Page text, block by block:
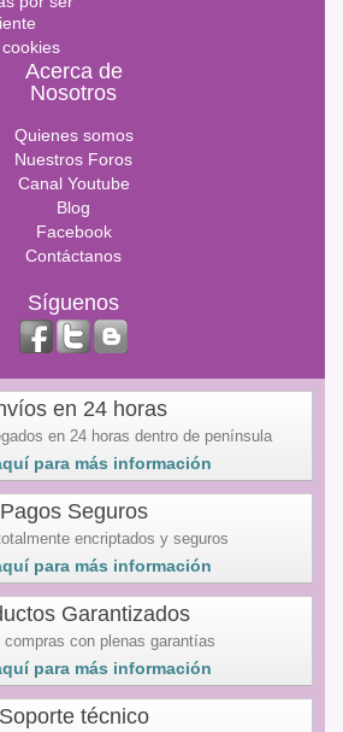
Acerca de
Nosotros
Quienes somos
Nuestros Foros
Canal Youtube
Blog
Facebook
Contáctanos
Síguenos
en 24 horas
en 24 horas dentro de península
para más información
Pagos Seguros
encriptados y seguros
para más información
Garantizados
compras con plenas garantías
para más información
Soporte técnico